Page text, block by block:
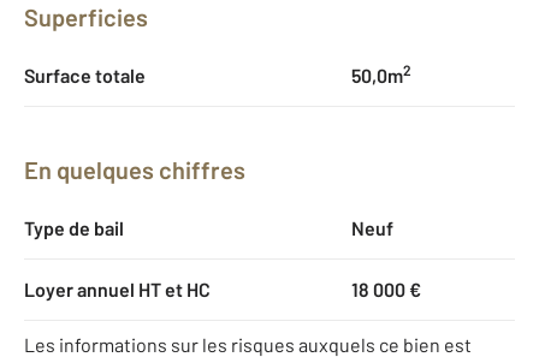
Superficies
Surface totale 50,0m2
En quelques chiffres
Type de bail Neuf
Loyer annuel HT et HC 18 000 €
Les informations sur les risques auxquels ce bien est